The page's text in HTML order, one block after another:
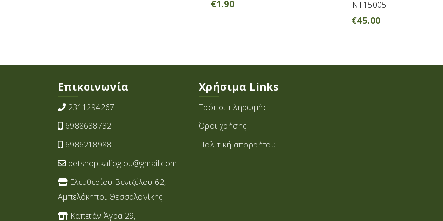
€1.90 NT15005
€45.00
Επικοινωνία
2311294267
6988638732
6986218988
petshop.kalioglou@gmail.com
Ελευθερίου Βενιζέλου 62,
Αμπελόκηποι Θεσσαλονίκης
Καπετάν Άγρα 29,
Χρήσιμα Links
Τρόποι πληρωμής
Όροι χρήσης
Πολιτική απορρήτου